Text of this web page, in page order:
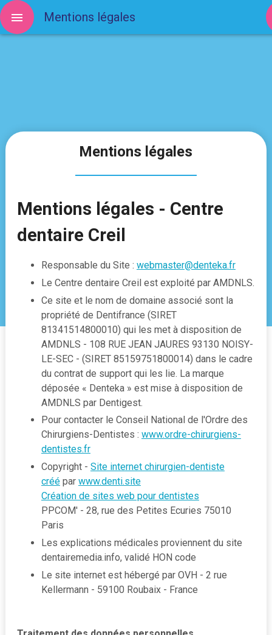
Mentions légales
Mentions légales - Centre
dentaire Creil
Responsable du Site : webmaster@denteka.fr
Le Centre dentaire Creil est exploité par AMDNLS.
Ce site et le nom de domaine associé sont la
propriété de Dentifrance (SIRET
81341514800010) qui les met à disposition de
AMDNLS - 108 RUE JEAN JAURES 93130 NOISY-
LE-SEC - (SIRET 85159751800014) dans le cadre
du contrat de support qui les lie. La marque
déposée « Denteka » est mise à disposition de
AMDNLS par Dentigest.
Pour contacter le Conseil National de l'Ordre des
Chirurgiens-Dentistes : www.ordre-chirurgiens-
dentistes.fr
Copyright - Site internet chirurgien-dentiste
créépar www.denti.site
Création de sites web pour dentistes
PPCOM' - 28, rue des Petites Ecuries 75010
Paris
Les explications médicales proviennent du site
dentairemedia.info, validé HON code
Le site internet est hébergé par OVH - 2 rue
Kellermann - 59100 Roubaix - France
Mentions légales